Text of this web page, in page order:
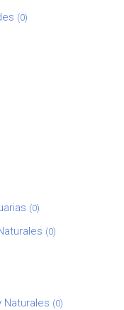
(0)
(0)
(0)
Naturales (0)